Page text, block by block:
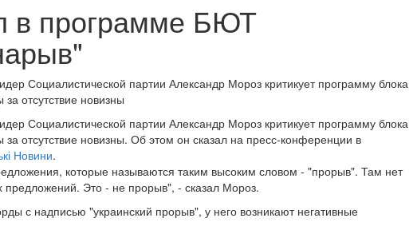
в программе БЮТ
Социалистической партии Александр Мороз критикует программу блока
отсутствие новизны
Социалистической партии Александр Мороз критикует программу блока
отсутствие новизны. Об этом он сказал на пресс-конференции в
Новини.
которые называются таким высоким словом - "прорыв". Там нет
предложений. Это - не прорыв", - сказал Мороз.
с надписью "украинский прорыв", у него возникают негативные